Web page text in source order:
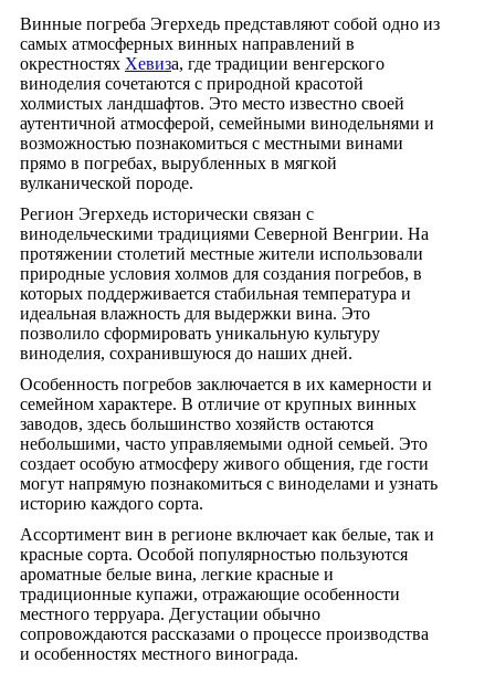
Винные погреба Эгерхедь представляют собой одно из
самых атмосферных винных направлений в
окрестностях Хевиза, где традиции венгерского
виноделия сочетаются с природной красотой
холмистых ландшафтов. Это место известно своей
аутентичной атмосферой, семейными винодельнями и
возможностью познакомиться с местными винами
прямо в погребах, вырубленных в мягкой
вулканической породе.
Регион Эгерхедь исторически связан с
винодельческими традициями Северной Венгрии. На
протяжении столетий местные жители использовали
природные условия холмов для создания погребов, в
которых поддерживается стабильная температура и
идеальная влажность для выдержки вина. Это
позволило сформировать уникальную культуру
виноделия, сохранившуюся до наших дней.
Особенность погребов заключается в их камерности и
семейном характере. В отличие от крупных винных
заводов, здесь большинство хозяйств остаются
небольшими, часто управляемыми одной семьей. Это
создает особую атмосферу живого общения, где гости
могут напрямую познакомиться с виноделами и узнать
историю каждого сорта.
Ассортимент вин в регионе включает как белые, так и
красные сорта. Особой популярностью пользуются
ароматные белые вина, легкие красные и
традиционные купажи, отражающие особенности
местного терруара. Дегустации обычно
сопровождаются рассказами о процессе производства
и особенностях местного винограда.